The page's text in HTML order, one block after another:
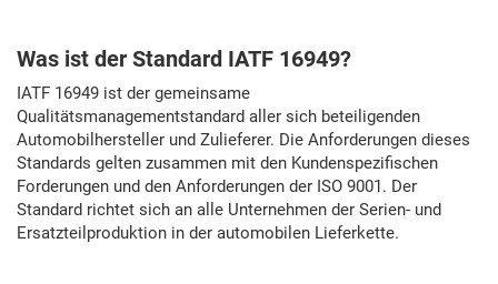
Was ist der Standard IATF 16949?
IATF 16949 ist der gemeinsame
Qualitätsmanagementstandard aller sich beteiligenden
Automobilhersteller und Zulieferer. Die Anforderungen dieses
Standards gelten zusammen mit den Kundenspezifischen
Forderungen und den Anforderungen der ISO 9001. Der
Standard richtet sich an alle Unternehmen der Serien- und
Ersatzteilproduktion in der automobilen Lieferkette.